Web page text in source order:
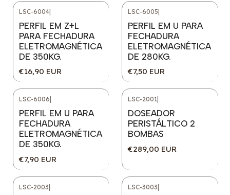
LSC-6004
PERFIL EM Z+L
PARA FECHADURA
ELETROMAGNÉTICA
DE 350KG.
€16,90 EUR
LSC-6005
PERFIL EM U PARA
FECHADURA
ELETROMAGNÉTICA
DE 280KG.
€7,50 EUR
LSC-6006
PERFIL EM U PARA
FECHADURA
ELETROMAGNÉTICA
DE 350KG.
€7,90 EUR
LSC-2001
DOSEADOR
PERISTÁLTICO 2
BOMBAS
€289,00 EUR
LSC-2003| LSC-3003|